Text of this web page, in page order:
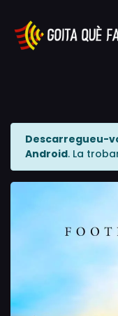
Descarregueu-
Android. La